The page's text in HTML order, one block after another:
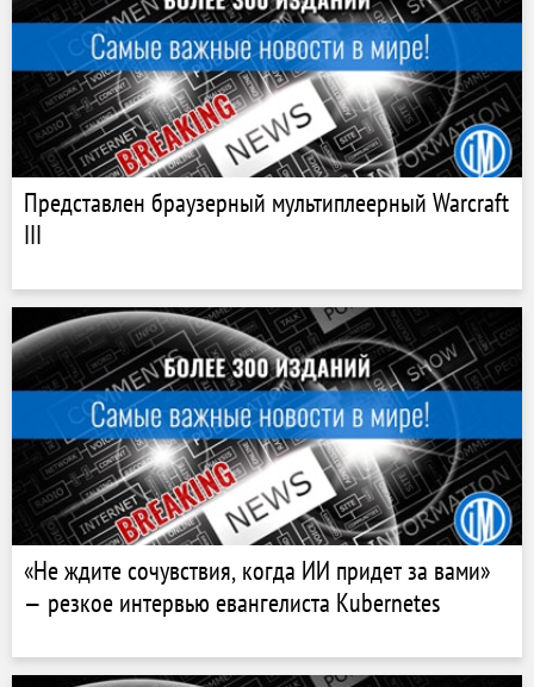
Представлен браузерный мультиплеерный Warcraft
III
«Не ждите сочувствия, когда ИИ придет за вами»
— резкое интервью евангелиста Kubernetes